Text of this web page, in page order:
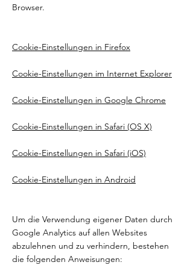
Browser.
Cookie-Einstellungen in Firefox
Cookie-Einstellungen im Internet Explorer
Cookie-Einstellungen in Google Chrome
Cookie-Einstellungen in Safari (OS X)
Cookie-Einstellungen in Safari (iOS)
Cookie-Einstellungen in Android
Um die Verwendung eigener Daten durch
Google Analytics auf allen Websites
abzulehnen und zu verhindern, bestehen
die folgenden Anweisungen: